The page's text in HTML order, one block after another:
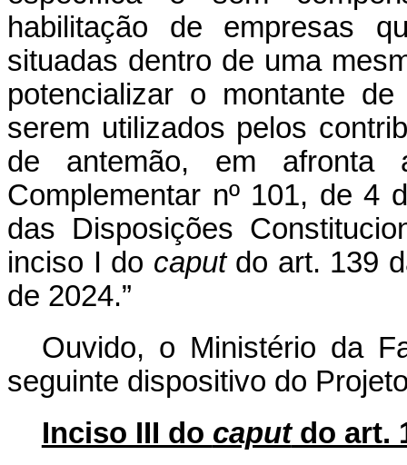
habilitação de empresas
situadas dentro de uma
potencializar o montante
serem utilizados pelos
de antemão, em
Complementar nº 101, de 4
das Disposições
inciso I do caputdo art. 139
de 2024.”
Ouvido, o Ministério da
seguinte dispositivo do
Inciso III do caputdo art.